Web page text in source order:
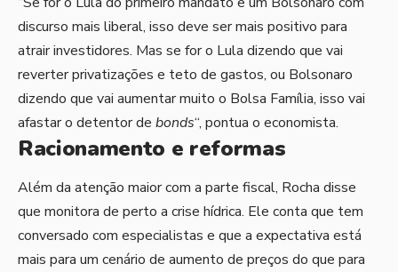
discurso mais liberal, isso deve ser mais positivo para
atrair investidores. Mas se for o Lula dizendo que vai
reverter privatizações e teto de gastos, ou Bolsonaro
dizendo que vai aumentar muito o Bolsa Família, isso vai
afastar o detentor de bonds“, pontua o economista.
Racionamento e reformas
Além da atenção maior com a parte fiscal, Rocha disse
que monitora de perto a crise hídrica. Ele conta que tem
conversado com especialistas e que a expectativa está
mais para um cenário de aumento de preços do que para